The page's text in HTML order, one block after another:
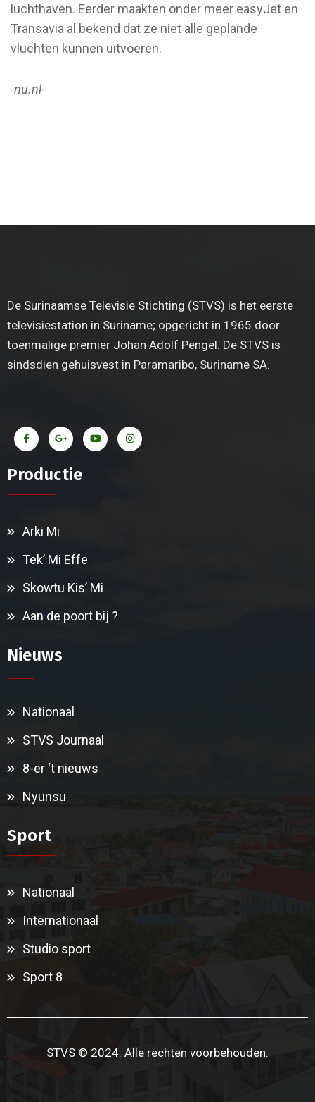
luchthaven. Eerder maakten onder meer easyJet en
Transavia al bekend dat ze niet alle geplande
vluchten kunnen uitvoeren.
-nu.nl-
De Surinaamse Televisie Stichting (STVS) is het eerste
televisiestation in Suriname; opgericht in 1965 door
toenmalige premier Johan Adolf Pengel. De STVS is
sindsdien gehuisvest in Paramaribo, Suriname SA.
Productie
Arki Mi
Tek’ Mi Effe
Skowtu Kis’ Mi
Aan de poort bij ?
Nieuws
Nationaal
STVS Journaal
8-er ‘t nieuws
Nyunsu
Sport
Nationaal
Internationaal
Studio sport
Sport 8
STVS © 2024. Alle rechten voorbehouden.